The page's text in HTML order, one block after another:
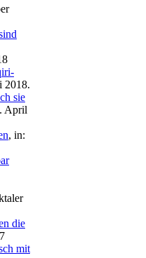
2018.
sie
April
, in:
die
mit